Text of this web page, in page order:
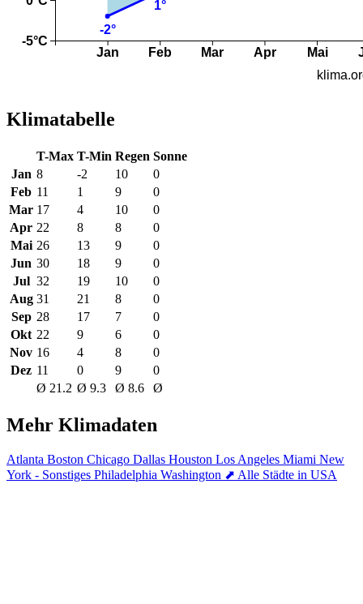
Klimatabelle
T-Max T-Min Regen Sonne
Jan 8 -2 10
0
Feb 11 1 9
0
Mar 17 4 10
0
Apr 22 8 8
0
Mai 26 13 9
0
Jun 30 18 9
0
Jul 32 19 10
0
Aug 31 21 8
0
Sep 28 17 7
0
Okt 22 9 6
0
Nov 16 4 8
0
Dez 11 0 9
0
Ø 21.2 Ø 9.3 Ø 8.6 Ø
Mehr Klimadaten
Atlanta Boston Chicago Dallas Houston Los Angeles Miami New
York - Sonstiges Philadelphia Washington ⬈ Alle Städte in USA